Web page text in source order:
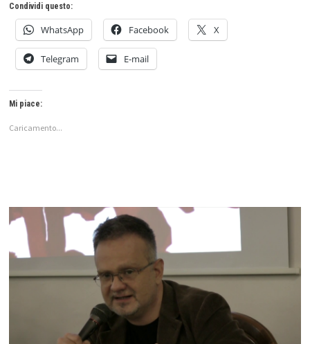
Condividi questo:
WhatsApp Facebook X
Telegram E-mail
Mi piace:
Caricamento...